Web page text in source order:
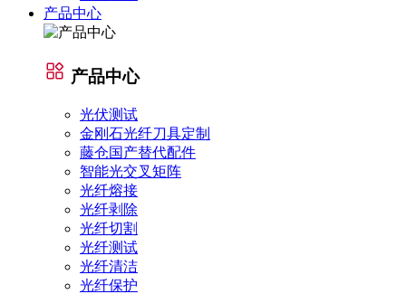
产品中心
产品中心
光伏测试
金刚石光纤刀具定制
藤仓国产替代配件
智能光交叉矩阵
光纤熔接
光纤剥除
光纤切割
光纤测试
光纤清洁
光纤保护